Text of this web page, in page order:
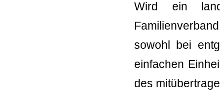
Wird ein
sowohl bei
einfachen
des